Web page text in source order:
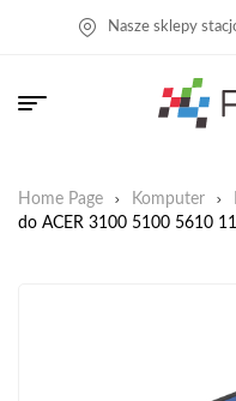
Nasze sklepy
Home Page Komputer
do ACER 3100 5100 5610